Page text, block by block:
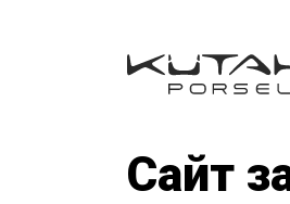
Сайт